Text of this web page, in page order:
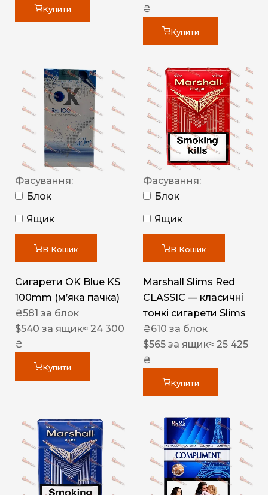
Купити
₴
Купити
Фасування:
Блок
Ящик
В Кошик
Сигарети OK Blue KS
100mm (м’яка пачка)
₴581 за блок
$540 за ящик≈ 24 300
₴
Купити
Фасування:
Блок
Ящик
В Кошик
Marshall Slims Red
CLASSIC — класичні
тонкі сигарети Slims
₴610 за блок
$565 за ящик≈ 25 425
₴
Купити